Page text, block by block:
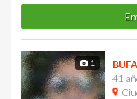
1
41